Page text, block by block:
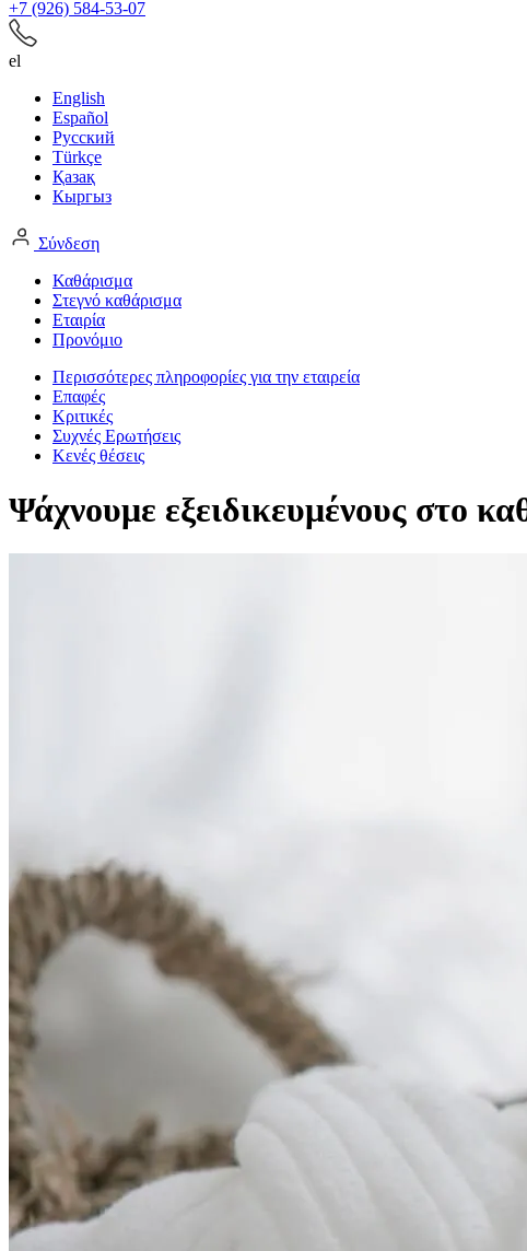
+7 (926) 584-53-07
el
English
Español
Русский
Türkçe
Қазақ
Кыргыз
Σύνδεση
Καθάρισμα
Στεγνό καθάρισμα
Εταιρία
Προνόμιο
Περισσότερες πληροφορίες για την εταιρεία
Επαφές
Κριτικές
Συχνές Ερωτήσεις
Κενές θέσεις
Ψάχνουμε εξειδικευμένους στο